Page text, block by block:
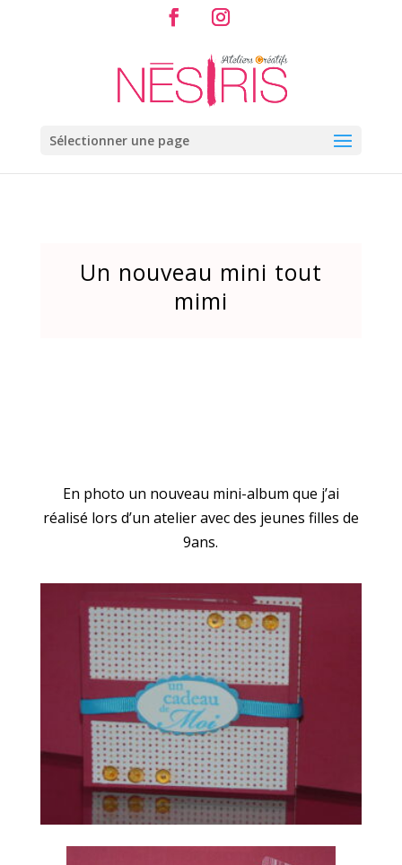
Sélectionner une page
Un nouveau mini tout
mimi
En photo un nouveau mini-album que j’ai
réalisé lors d’un atelier avec des jeunes filles de
9ans.